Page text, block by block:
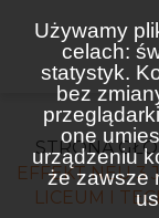
Używamy
celach:
statystyk.
bez
one
urządzeniu
że zawsze
STRONA
EFFEKT NEU 3
LICEUM I